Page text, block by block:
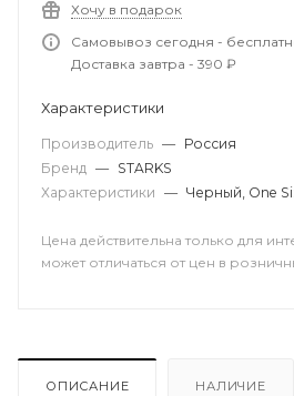
Хочу в подарок
Самовывоз сегодня -
Доставка завтра - 390 ₽
Характеристики
Производитель — Россия
Бренд — STARKS
Характеристики — Черный, One
Цена действительна только для
может отличаться от цен в
ОПИСАНИЕ НАЛИЧИЕ